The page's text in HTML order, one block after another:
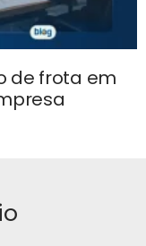
de frota em